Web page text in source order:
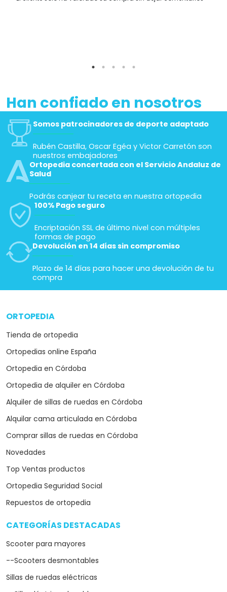
Han confiado en nosotros
Somos patrocinadores de deporte adaptado
Rubén Castilla, Oscar Egéa y Victor Carretón son
nuestros embajadores
Ortopedia concertada con el Servicio Andaluz de
Salud
Podrás canjear tu receta en nuestra ortopedia
100% Pago seguro
Encriptación SSL de último nivel con múltiples
formas de pago
Devolución en 14 días sin compromiso
Plazo de 14 días para hacer una devolución de tu
compra
ORTOPEDIA
Tienda de ortopedia
Ortopedias online España
Ortopedia en Córdoba
Ortopedia de alquiler en Córdoba
Alquiler de sillas de ruedas en Córdoba
Alquilar cama articulada en Córdoba
Comprar sillas de ruedas en Córdoba
Novedades
Top Ventas productos
Ortopedia Seguridad Social
Repuestos de ortopedia
CATEGORÍAS DESTACADAS
Scooter para mayores
--Scooters desmontables
Sillas de ruedas eléctricas